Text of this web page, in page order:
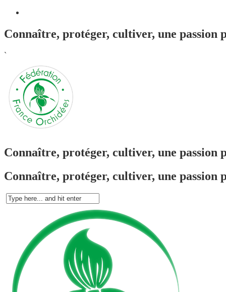
Connaître, protéger, cultiver, une passion
`
Connaître, protéger, cultiver, une passion
Connaître, protéger, cultiver, une passion